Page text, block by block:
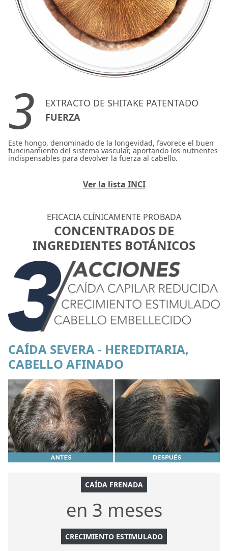
3
EXTRACTO DE SHITAKE PATENTADO
FUERZA
Este hongo, denominado de la longevidad, favorece el buen
funcinamiento del sistema vascular, aportando los nutrientes
indispensables para devolver la fuerza al cabello.
Ver la lista INCI
EFICACIA CLÍNICAMENTE PROBADA
CONCENTRADOS DE
INGREDIENTES BOTÁNICOS
CAÍDA SEVERA - HEREDITARIA,
CABELLO AFINADO
CAÍDA FRENADA
en 3 meses
CRECIMIENTO ESTIMULADO